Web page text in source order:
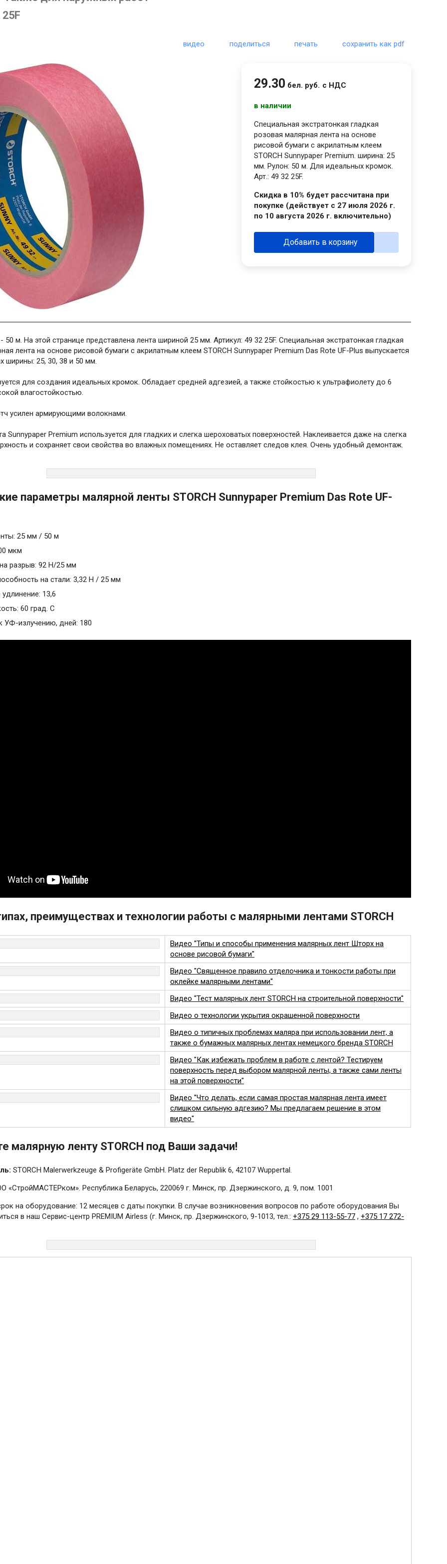
видео поделиться печать сохранить как pdf
29.30 бел. руб. с НДС
в наличии
Специальная экстратонкая гладкая
розовая малярная лента на основе
рисовой бумаги с акрилатным клеем
STORCH Sunnypaper Premium. ширина: 25
мм. Рулон: 50 м. Для идеальных кромок.
Арт.: 49 32 25F.
Скидка в 10% будет рассчитана при
покупке (действует с 27 июля 2026 г.
по 10 августа 2026 г. включительно)
Добавить в корзину
50 м. На этой странице представлена лента шириной 25 мм. Артикул: 49 32 25F. Специальная экстратонкая гладкая
лента на основе рисовой бумаги с акрилатным клеем STORCH Sunnypaper Premium Das Rote UF-Plus выпускается
ширины: 25, 30, 38 и 50 мм.
для создания идеальных кромок. Обладает средней адгезией, а также стойкостью к ультрафиолету до 6
влагостойкостью.
усилен армирующими волокнами.
Sunnypaper Premium используется для гладких и слегка шероховатых поверхностей. Наклеивается даже на слегка
и сохраняет свои свойства во влажных помещениях. Не оставляет следов клея. Очень удобный демонтаж.
параметры малярной ленты STORCH Sunnypaper Premium Das Rote UF-
25 мм / 50 м
мкм
разрыв: 92 Н/25 мм
на стали: 3,32 Н / 25 мм
13,6
60 град. С
УФ-излучению, дней: 180
преимуществах и технологии работы с малярными лентами STORCH
Видео "Типы и способы применения малярных лент Шторх на
основе рисовой бумаги"
Видео "Священное правило отделочника и тонкости работы при
оклейке малярными лентами"
Видео "Тест малярных лент STORCH на строительной поверхности"
Видео о технологии укрытия окрашенной поверхности
Видео о типичных проблемах маляра при использовании лент, а
также о бумажных малярных лентах немецкого бренда STORCH
Видео "Как избежать проблем в работе с лентой? Тестируем
поверхность перед выбором малярной ленты, а также сами ленты
на этой поверхности"
Видео "Что делать, если самая простая малярная лента имеет
слишком сильную адгезию? Мы предлагаем решение в этом
видео"
малярную ленту STORCH под Ваши задачи!
STORCH Malerwerkzeuge & Profigeräte GmbH. Platz der Republik 6, 42107 Wuppertal.
«СтройМАСТЕРком». Республика Беларусь, 220069 г. Минск, пр. Дзержинского, д. 9, пом. 1001
на оборудование: 12 месяцев с даты покупки. В случае возникновения вопросов по работе оборудования Вы
в наш Сервис-центр PREMIUM Airless (г. Минск, пр. Дзержинского, 9-1013, тел.: +375 29 113-55-77 , +375 17 272-